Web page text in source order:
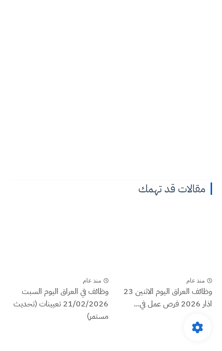
مقالات قد تهمك
منذ عام
وظائف العراق اليوم الاثنين 23
اذار 2026 فرص عمل في...
منذ عام
وظائف في العراق اليوم السبت
21/02/2026 تعيينات (تحديث
مستمر)